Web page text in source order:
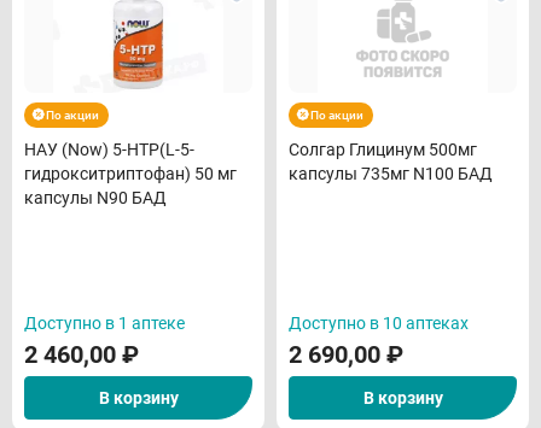
По акции
НАУ (Now) 5-HTP(L-5-
гидрокситриптофан) 50 мг
капсулы N90 БАД
Доступно в 1 аптеке
2 460,00 ₽
В корзину
По акции
Солгар Глицинум 500мг
капсулы 735мг N100 БАД
Доступно в 10 аптеках
2 690,00 ₽
В корзину